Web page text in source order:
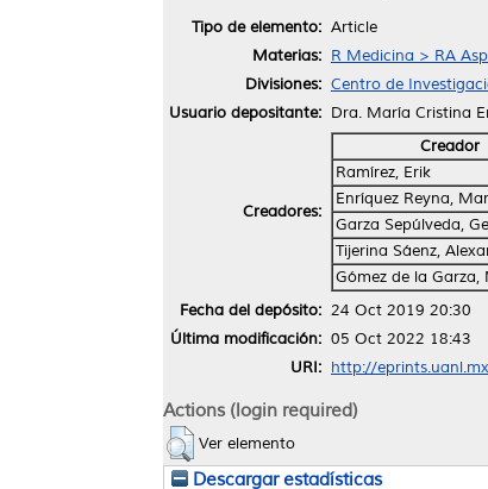
Tipo de elemento: Article
Materias: R Medicina > RA
Divisiones: Centro de
Usuario depositante: Dra. María Cristina
Creadores:
Creador
Ramírez, Erik
Enríquez Reyna,
Garza Sepúlveda,
Tijerina Sáenz,
Gómez de la Garza,
Fecha del depósito: 24 Oct 2019 20:30
Última modificación: 05 Oct 2022 18:43
URI: http://
Actions (login required)
Ver elemento
Descargar estadísticas